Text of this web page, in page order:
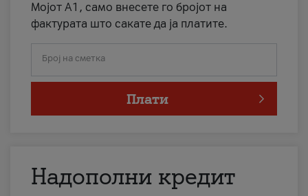
Мојот А1, само внесете го бројот на
фактурата што сакате да ја платите.
Број на сметка
Плати
Надополни кредит